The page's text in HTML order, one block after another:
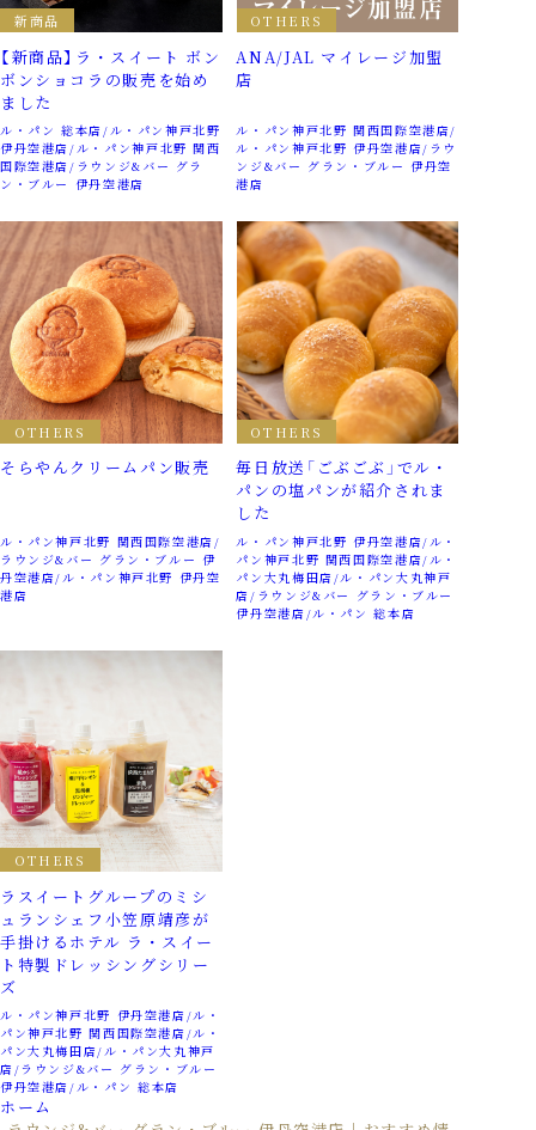
新商品
【新商品】ラ・スイート ボン
ボンショコラの販売を始め
ました
ル・パン 総本店 ル・パン神戸北野
伊丹空港店 ル・パン神戸北野 関西
国際空港店 ラウンジ&バー グラ
ン・ブルー 伊丹空港店
OTHERS
ANA/JAL マイレージ加盟
店
ル・パン神戸北野 関西国際空港店
ル・パン神戸北野 伊丹空港店 ラウ
ンジ&バー グラン・ブルー 伊丹空
港店
OTHERS
そらやんクリームパン販売
ル・パン神戸北野 関西国際空港店
ラウンジ&バー グラン・ブルー 伊
丹空港店 ル・パン神戸北野 伊丹空
港店
OTHERS
毎日放送「ごぶごぶ」でル・
パンの塩パンが紹介されま
した
ル・パン神戸北野 伊丹空港店 ル・
パン神戸北野 関西国際空港店 ル・
パン大丸梅田店 ル・パン大丸神戸
店
ラウンジ&バー グラン・ブルー
伊丹空港店 ル・パン 総本店
OTHERS
ラスイートグループのミシ
ュランシェフ小笠原靖彦が
手掛けるホテル ラ・スイー
ト特製ドレッシングシリー
ズ
ル・パン神戸北野 伊丹空港店 ル・
パン神戸北野 関西国際空港店 ル・
パン大丸梅田店 ル・パン大丸神戸
店
ラウンジ&バー グラン・ブルー
伊丹空港店 ル・パン 総本店
ホーム